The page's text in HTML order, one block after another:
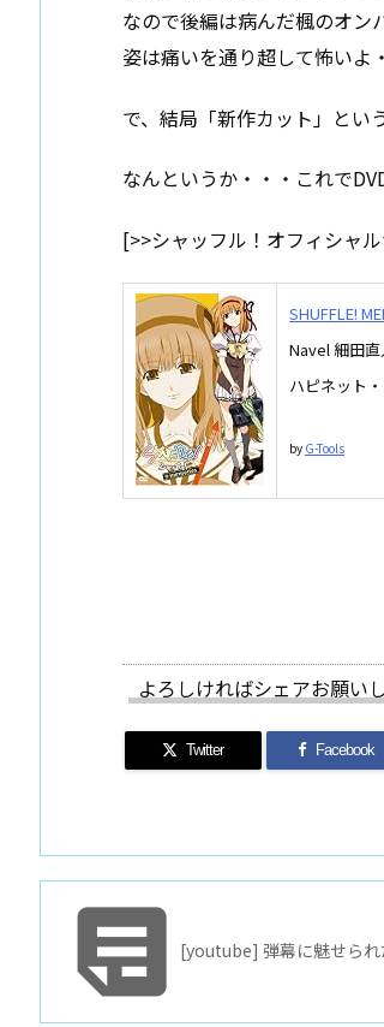
なので後編は病んだ楓のオン
姿は痛いを通り超して怖いよ
で、結局「新作カット」とい
なんというか・・・これで
[>>シャッフル！オフィシャ
SHUFFLE!
Navel 細田
ハピネット
by G-Tools
よろしければシェアお願い
Twitter Facebook
[youtube] 弾幕に魅せられ